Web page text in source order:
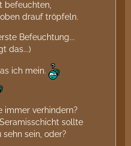
befeuchten,
drauf tröpfeln.
Befeuchtung...
das...)
ich mein.
immer verhindern?
sollte
sehn sein, oder?